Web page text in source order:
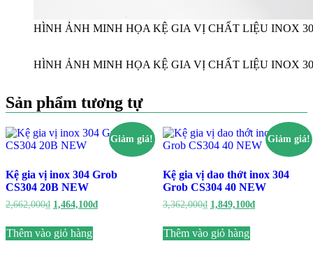
HÌNH ẢNH MINH HỌA KỆ GIA VỊ CHẤT LIỆU INOX
HÌNH ẢNH MINH HỌA KỆ GIA VỊ CHẤT LIỆU INOX
Sản phẩm tương tự
Giảm giá!
Kệ gia vị inox 304 Grob
CS304 20B NEW
2,662,000₫ Giá
là:
2,662,000₫.
1,464,100₫Giá
Thêm vào giỏ hàng
Giảm giá!
Kệ gia vị dao thớt inox 304
Grob CS304 40 NEW
3,362,000₫ Giá
là:
3,362,000₫.
1,849,100₫Giá
Thêm vào giỏ hàng